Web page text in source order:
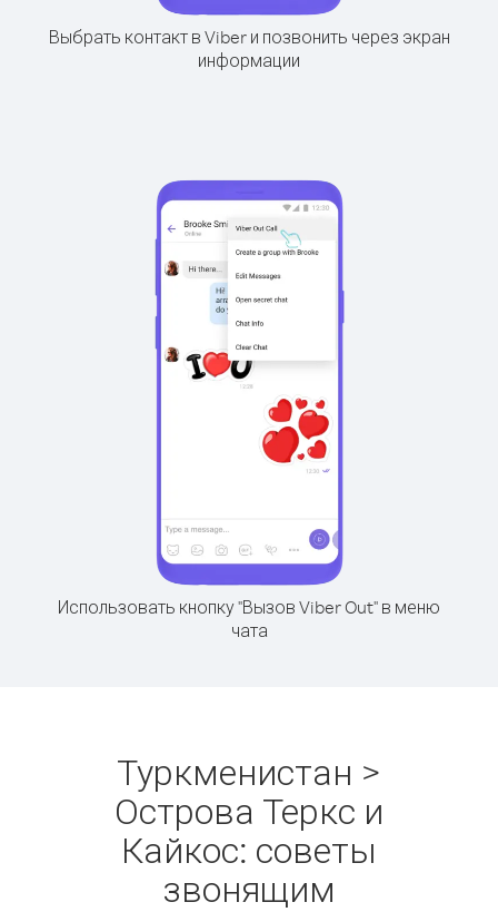
Выбрать контакт в Viber и позвонить через экран
информации
Использовать кнопку "Вызов Viber Out" в меню
чата
Туркменистан >
Острова Теркс и
Кайкос: советы
звонящим